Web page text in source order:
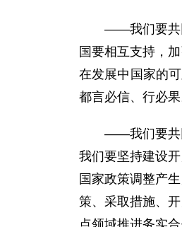
——我们要共
国要相互支持，
在发展中国家的
都言必信、行必
——我们要共
我们要坚持建设
国家政策调整产
策、采取措施、
点领域推进务实